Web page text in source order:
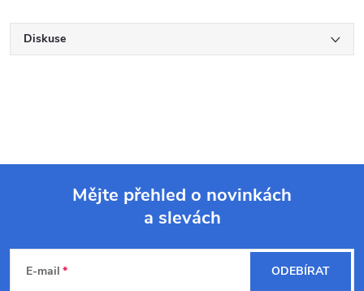
Diskuse
Mějte přehled o novinkách
a slevách
E-mail ODEBÍRAT